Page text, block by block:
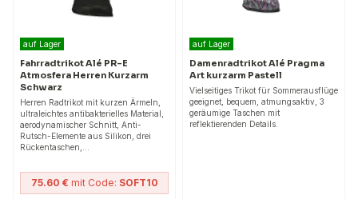
auf Lager
Fahrradtrikot Alé PR-E
Atmosfera Herren Kurzarm
Schwarz
Herren Radtrikot mit kurzen Ärmeln,
ultraleichtes antibakterielles Material,
aerodynamischer Schnitt, Anti-
Rutsch-Elemente aus Silikon, drei
Rückentaschen,…
75.60 € mit Code: SOFT10
auf Lager
Damenradtrikot Alé Pragma
Art kurzarm Pastell
Vielseitiges Trikot für Sommerausflüge
geeignet, bequem, atmungsaktiv, 3
geräumige Taschen mit
reflektierenden Details.